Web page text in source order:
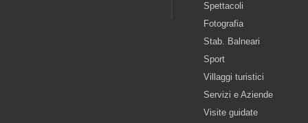
Spettacoli
Fotografia
Stab. Balneari
Sport
Villaggi turistici
Servizi e Aziende
Visite guidate